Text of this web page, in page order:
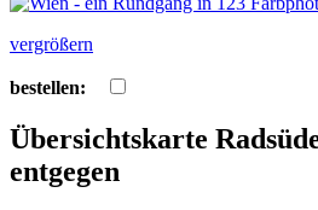
vergrößern
bestellen:
Übersichtskarte
entgegen